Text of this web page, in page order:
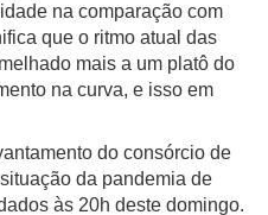
na comparação com
que o ritmo atual das
mais a um platô do
na curva, e isso em
do consórcio de
da pandemia de
às 20h deste domingo.